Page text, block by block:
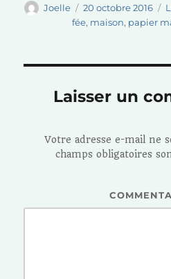
Auteur
Joelle
Publié
le
20 octobre 2016
fée, maison, papier
Laisser un
Votre adresse e-mail ne
champs obligatoires